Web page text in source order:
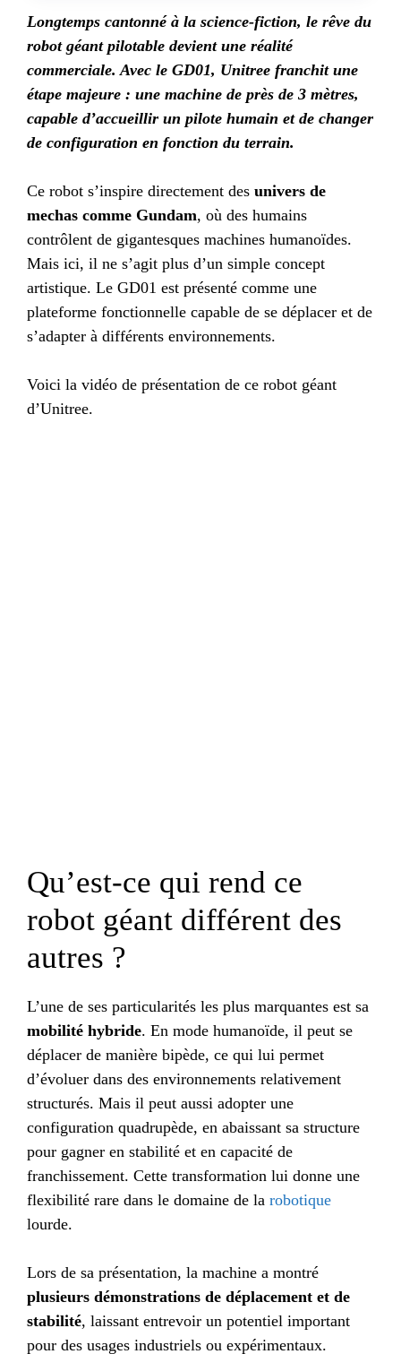
Longtemps cantonné à la science-fiction, le rêve du
robot géant pilotable devient une réalité
commerciale. Avec le GD01, Unitree franchit une
étape majeure : une machine de près de 3 mètres,
capable d’accueillir un pilote humain et de changer
de configuration en fonction du terrain.
Ce robot s’inspire directement des univers de
mechas comme Gundam, où des humains
contrôlent de gigantesques machines humanoïdes.
Mais ici, il ne s’agit plus d’un simple concept
artistique. Le GD01 est présenté comme une
plateforme fonctionnelle capable de se déplacer et de
s’adapter à différents environnements.
Voici la vidéo de présentation de ce robot géant
d’Unitree.
Qu’est-ce qui rend ce
robot géant différent des
autres ?
L’une de ses particularités les plus marquantes est sa
mobilité hybride. En mode humanoïde, il peut se
déplacer de manière bipède, ce qui lui permet
d’évoluer dans des environnements relativement
structurés. Mais il peut aussi adopter une
configuration quadrupède, en abaissant sa structure
pour gagner en stabilité et en capacité de
franchissement. Cette transformation lui donne une
flexibilité rare dans le domaine de la robotique
lourde.
Lors de sa présentation, la machine a montré
plusieurs démonstrations de déplacement et de
stabilité, laissant entrevoir un potentiel important
pour des usages industriels ou expérimentaux.